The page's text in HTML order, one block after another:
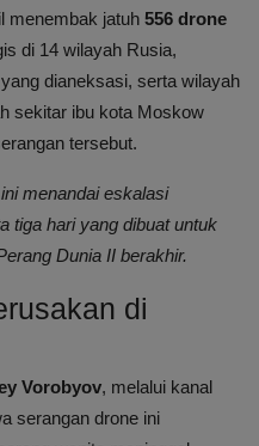
menembak jatuh 556 drone
di 14 wilayah Rusia,
yang dianeksasi, serta wilayah
sekitar ibu kota Moskow
tersebut.
menandai eskalasi
tiga hari yang dibuat untuk
Dunia II berakhir.
di
Vorobyov, melalui kanal
serangan drone ini